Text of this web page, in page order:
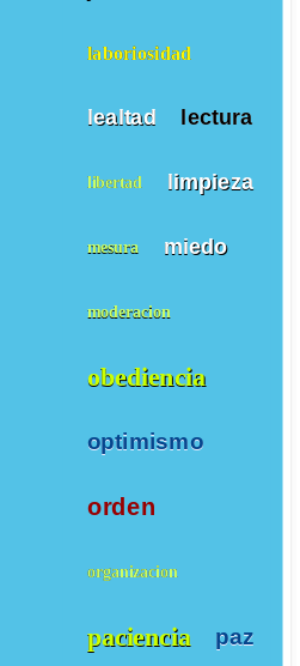
laboriosidad
lealtad lectura
libertad limpieza
mesura miedo
moderacion
obediencia
optimismo
orden
organizacion
paciencia paz